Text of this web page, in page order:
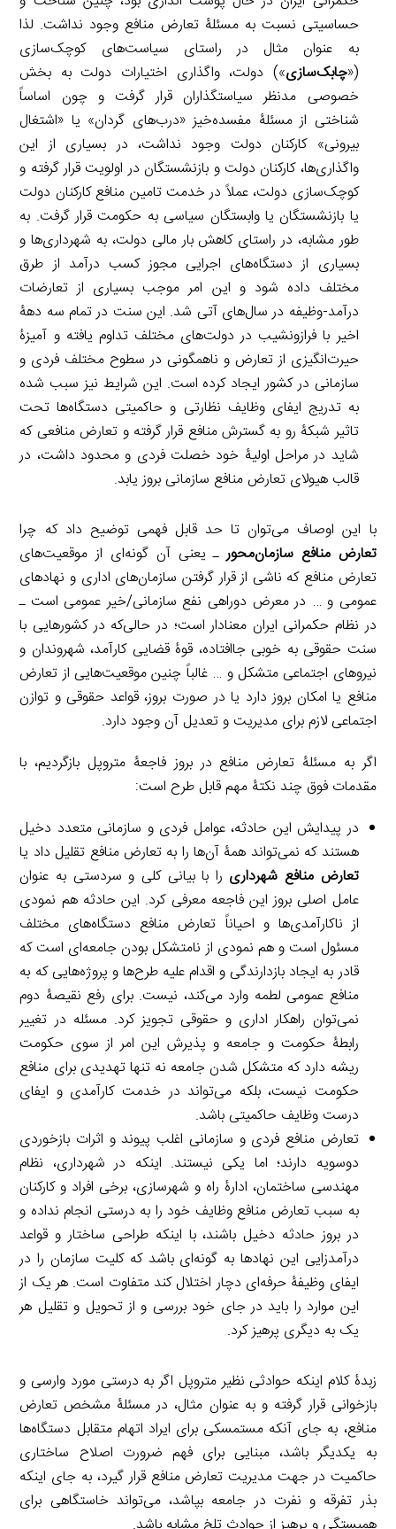
حساسیتی نسبت به مسئلۀ تعارض منافع وجود نداشت. لذا
به عنوان مثال در راستای سیاست‌های کوچک‌سازی
(«چابک‌سازی») دولت، واگذاری اختیارات دولت به بخش
خصوصی مدنظر سیاستگذاران قرار گرفت و چون اساساً
شناختی از مسئلۀ مفسده‌خیز «درب‌های گردان» یا «اشتغال
بیرونی» کارکنان دولت وجود نداشت، در بسیاری از این
واگذاری‌ها، کارکنان دولت و بازنشستگان در اولویت قرار گرفته و
کوچک‌سازی دولت، عملاً در خدمت تامین منافع کارکنان دولت
یا بازنشستگان یا وابستگان سیاسی به حکومت قرار گرفت. به
طور مشابه، در راستای کاهش بار مالی دولت، به شهرداری‌ها و
بسیاری از دستگاه‌های اجرایی مجوز کسب درآمد از طرق
مختلف داده شود و این امر موجب بسیاری از تعارضات
درآمد-وظیفه در سال‌های آتی شد. این سنت در تمام سه دهۀ
اخیر با فرازونشیب در دولت‌های مختلف تداوم یافته و آمیزۀ
حیرت‌انگیزی از تعارض و ناهمگونی در سطوح مختلف فردی و
سازمانی در کشور ایجاد کرده است. این شرایط نیز سبب شده
به تدریج ایفای وظایف نظارتی و حاکمیتی دستگاه‌ها تحت
تاثیر شبکۀ رو به گسترش منافع قرار گرفته و تعارض منافعی که
شاید در مراحل اولیۀ خود خصلت فردی و محدود داشت، در
قالب هیولای تعارض منافع سازمانی بروز یابد.
با این اوصاف می‌توان تا حد قابل فهمی توضیح داد که چرا
تعارض منافع سازمان‌محورـ یعنی آن گونه‌ای از موقعیت‌های
تعارض منافع که ناشی از قرار گرفتن سازمان‌های اداری و نهادهای
عمومی و … در معرض دوراهی نفع سازمانی/خیر عمومی است ـ
در نظام حکمرانی ایران معنادار است؛ در حالی‌که در کشورهایی با
سنت حقوقی به خوبی جاافتاده، قوۀ قضایی کارآمد، شهروندان و
نیروهای اجتماعی متشکل و … غالباً چنین موقعیت‌هایی از تعارض
منافع یا امکان بروز دارد یا در صورت بروز، قواعد حقوقی و توازن
اجتماعی لازم برای مدیریت و تعدیل آن وجود دارد.
اگر به مسئلۀ تعارض منافع در بروز فاجعۀ متروپل بازگردیم، با
مقدمات فوق چند نکتۀ مهم قابل طرح است:
در پیدایش این حادثه، عوامل فردی و سازمانی متعدد دخیل
هستند که نمی‌تواند همۀ آن‌ها را به تعارض منافع تقلیل داد یا
تعارض منافع شهرداری را با بیانی کلی و سردستی به عنوان
عامل اصلی بروز این فاجعه معرفی کرد. این حادثه هم نمودی
از ناکارآمدی‌ها و احیاناً تعارض منافع دستگاه‌های مختلف
مسئول است و هم نمودی از نامتشکل بودن جامعه‌ای است که
قادر به ایجاد بازدارندگی و اقدام علیه طرح‌ها و پروژه‌هایی که به
منافع عمومی لطمه وارد می‌کند، نیست. برای رفع نقیصۀ دوم
نمی‌توان راهکار اداری و حقوقی تجویز کرد. مسئله در تغییر
رابطۀ حکومت و جامعه و پذیرش این امر از سوی حکومت
ریشه دارد که متشکل شدن جامعه نه تنها تهدیدی برای منافع
حکومت نیست، بلکه می‌تواند در خدمت کارآمدی و ایفای
درست وظایف حاکمیتی باشد.
تعارض منافع فردی و سازمانی اغلب پیوند و اثرات بازخوردی
دوسویه دارند؛ اما یکی نیستند. اینکه در شهرداری، نظام
مهندسی ساختمان، ادارۀ راه و شهرسازی، برخی افراد و کارکنان
به سبب تعارض منافع وظایف خود را به درستی انجام نداده و
در بروز حادثه دخیل باشند، با اینکه طراحی ساختار و قواعد
درآمدزایی این نهادها به گونه‌ای باشد که کلیت سازمان را در
ایفای وظیفۀ حرفه‌ای دچار اختلال کند متفاوت است. هر یک از
این موارد را باید در جای خود بررسی و از تحویل و تقلیل هر
یک به دیگری پرهیز کرد.
زبدۀ کلام اینکه حوادثی نظیر متروپل اگر به درستی مورد وارسی و
بازخوانی قرار گرفته و به عنوان مثال، در مسئلۀ مشخص تعارض
منافع، به جای آنکه مستمسکی برای ایراد اتهام متقابل دستگاه‌ها
به یکدیگر باشد، مبنایی برای فهم ضرورت اصلاح ساختاری
حاکمیت در جهت مدیریت تعارض منافع قرار گیرد، به جای اینکه
بذر تفرقه و نفرت در جامعه بپاشد، می‌تواند خاستگاهی برای